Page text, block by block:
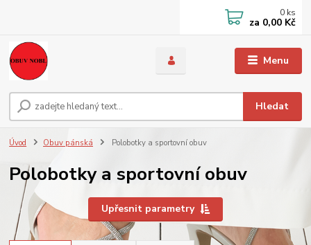
Menu
Hledat
0 ks
za 0,00 Kč
Úvod Obuv pánská Polobotky a sportovní obuv
Polobotky a sportovní obuv
Upřesnit parametry